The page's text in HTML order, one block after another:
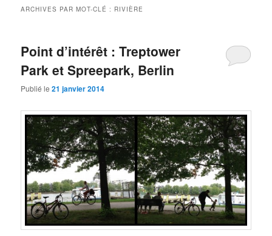
ARCHIVES PAR MOT-CLÉ : RIVIÈRE
Point d’intérêt : Treptower
Park et Spreepark, Berlin
Publié le21 janvier 2014